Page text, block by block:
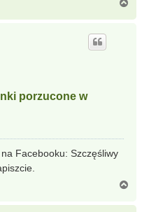
porzucone w
Facebooku: Szczęśliwy
g